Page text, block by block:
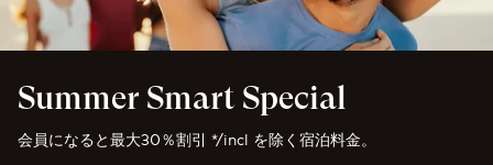
Summer Smart Special
会員になると最大30％割引 */incl を除く宿泊料金。